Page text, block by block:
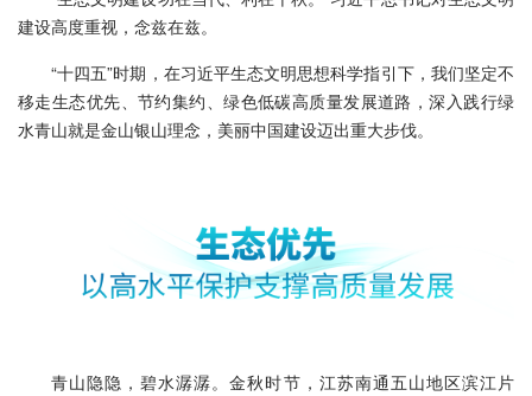
建设高度重视，念兹在兹。
“十四五”时期，在习近平生态文明思想科学指引下，我们坚定不
移走生态优先、节约集约、绿色低碳高质量发展道路，深入践行绿
水青山就是金山银山理念，美丽中国建设迈出重大步伐。
青山隐隐，碧水潺潺。金秋时节，江苏南通五山地区滨江片